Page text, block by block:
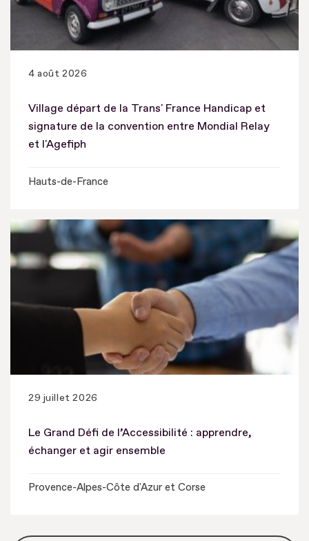
4 août 2026
Village départ de la Trans' France Handicap et
signature de la convention entre Mondial Relay
et l'Agefiph
Hauts-de-France
29 juillet 2026
Le Grand Défi de l’Accessibilité : apprendre,
échanger et agir ensemble
Provence-Alpes-Côte d'Azur et Corse